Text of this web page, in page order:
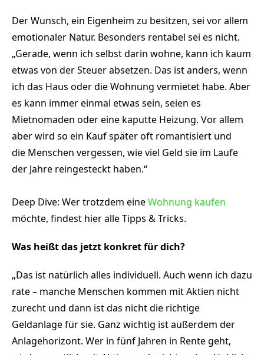
Der Wunsch, ein Eigenheim zu besitzen, sei vor allem
emotionaler Natur. Besonders rentabel sei es nicht.
„Gerade, wenn ich selbst darin wohne, kann ich kaum
etwas von der Steuer absetzen. Das ist anders, wenn
ich das Haus oder die Wohnung vermietet habe. Aber
es kann immer einmal etwas sein, seien es
Mietnomaden oder eine kaputte Heizung. Vor allem
aber wird so ein Kauf später oft romantisiert und
die Menschen vergessen, wie viel Geld sie im Laufe
der Jahre reingesteckt haben.“
Deep Dive: Wer trotzdem eineWohnung kaufen
möchte, findest hier alle Tipps & Tricks.
Was heißt das jetzt konkret für dich?
„Das ist natürlich alles individuell. Auch wenn ich dazu
rate – manche Menschen kommen mit Aktien nicht
zurecht und dann ist das nicht die richtige
Geldanlage für sie. Ganz wichtig ist außerdem der
Anlagehorizont. Wer in fünf Jahren in Rente geht,